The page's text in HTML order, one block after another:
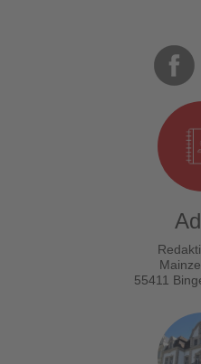
55411